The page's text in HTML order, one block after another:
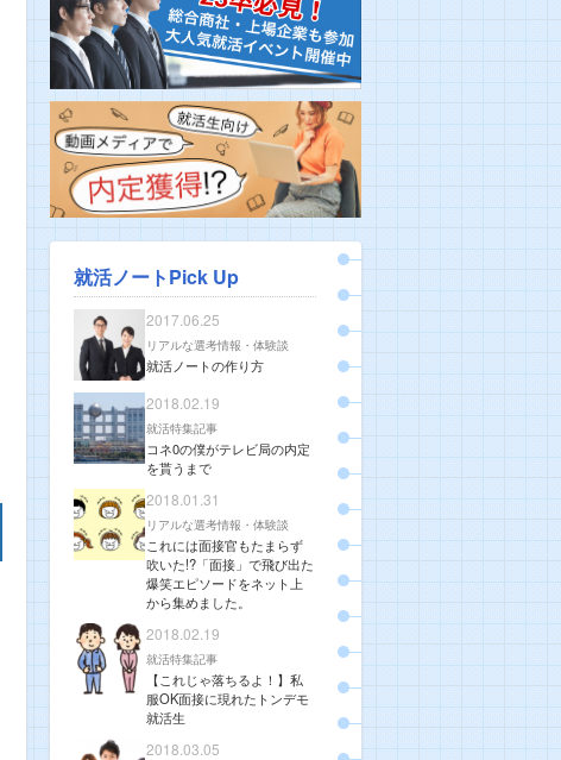
就活ノートPick Up
2017.06.25
リアルな選考情報・体験談
就活ノートの作り方
2018.02.19
就活特集記事
コネ0の僕がテレビ局の内定
を貰うまで
2018.01.31
リアルな選考情報・体験談
これには面接官もたまらず
吹いた!?「面接」で飛び出た
爆笑エピソードをネット上
から集めました。
2018.02.19
就活特集記事
【これじゃ落ちるよ！】私
服OK面接に現れたトンデモ
就活生
2018.03.05